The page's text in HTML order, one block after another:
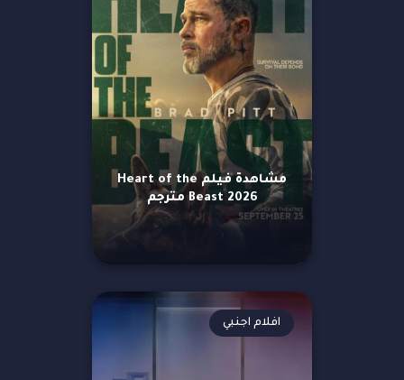
مشاهدة فيلم Heart of the
Beast 2026 مترجم
افلام اجنبي